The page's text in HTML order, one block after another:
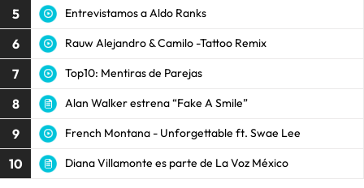
5 Entrevistamos a Aldo Ranks
6 Rauw Alejandro & Camilo -Tattoo Remix
7 Top10: Mentiras de Parejas
8 Alan Walker estrena “Fake A Smile”
9 French Montana - Unforgettable ft. Swae Lee
10 Diana Villamonte es parte de La Voz México